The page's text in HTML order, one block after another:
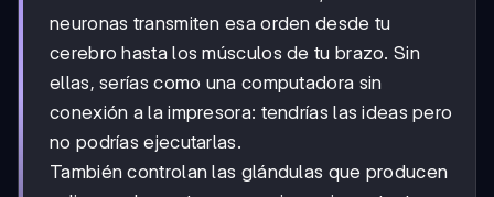
neuronas transmiten esa orden desde tu
cerebro hasta los músculos de tu brazo. Sin
ellas, serías como una computadora sin
conexión a la impresora: tendrías las ideas pero
no podrías ejecutarlas.
También controlan las glándulas que producen